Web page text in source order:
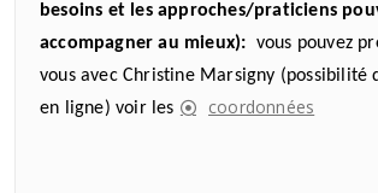
besoins et les approches/praticiens
accompagner au mieux): vous pouvez
vous avec Christine Marsigny (possibilité
en ligne) voir les
coordonnées